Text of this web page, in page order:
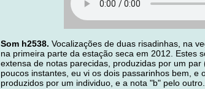
Som h2538. Vocalizações de duas risadinhas, na
na primeira parte da estação seca em 2012. Estes
extensa de notas parecidas, produzidas por um
poucos instantes, eu vi os dois passarinhos bem, e
produzidos por um individuo, e a nota "b" pelo outro.